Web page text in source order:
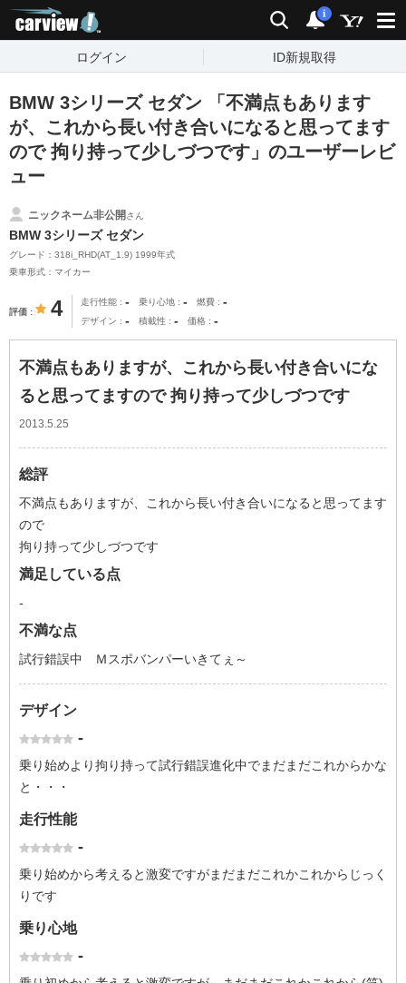
検索 通知
i
ログイン ID新規取得
BMW 3シリーズ セダン 「不満点もあります
が、これから長い付き合いになると思ってます
ので 拘り持って少しづつです」のユーザーレビ
ュー
ニックネーム非公開さん
BMW 3シリーズ セダン
グレード：318i_RHD(AT_1.9) 1999年式
乗車形式：マイカー
評価 4 走行性能 - 乗り心地 - 燃費 -
デザイン - 積載性 - 価格 -
不満点もありますが、これから長い付き合いにな
ると思ってますので 拘り持って少しづつです
2013.5.25
総評
不満点もありますが、これから長い付き合いになると思ってます
ので
拘り持って少しづつです
満足している点
-
不満な点
試行錯誤中 Ｍスポバンパーいきてぇ～
デザイン
-
乗り始めより拘り持って試行錯誤進化中でまだまだこれからかな
と・・・
走行性能
-
乗り始めから考えると激変ですがまだまだこれかこれからじっく
りです
乗り心地
-